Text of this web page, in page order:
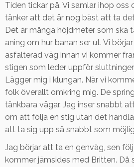
Tiden tickar på. Vi samlar ihop oss
tänker att det är nog bäst att ta
Det är många höjdmeter som ska
aning om hur banan ser ut. Vi
asfalterad väg innan vi kommer
stigen som leder uppför
Lägger mig i klungan. När vi
folk överallt omkring mig. De
tänkbara vägar. Jag inser snabbt
om att följa en stig utan det
att ta sig upp så snabbt som
Jag börjar att ta en genväg, sen
kommer jämsides med Britten. Då